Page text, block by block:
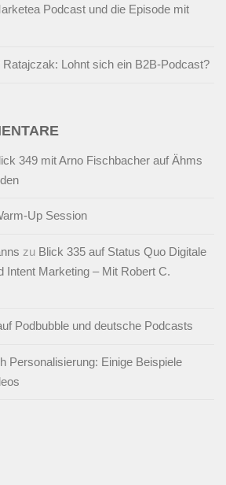
Podcast und die Episode mit
Lohnt sich ein B2B-Podcast?
349 mit Arno Fischbacher auf Ähms
Up Session
zu Blick 335 auf Status Quo Digitale
Intent Marketing – Mit Robert C.
Podbubble und deutsche Podcasts
Personalisierung: Einige Beispiele